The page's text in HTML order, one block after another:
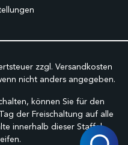
zzgl. Versandkosten
nicht anders angegeben.
können Sie für den
der Freischaltung auf alle
innerhalb dieser Staffel